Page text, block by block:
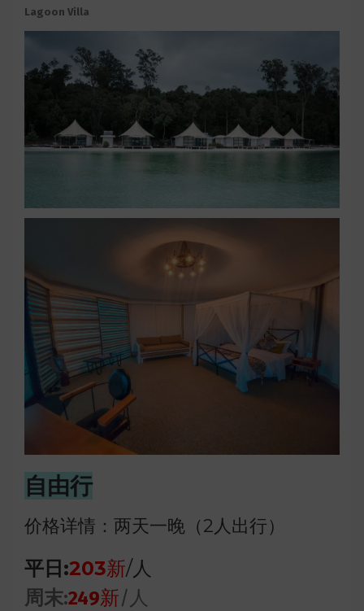
Lagoon Villa
自由行
价格详情：两天一晚（2人出行）
平日:203新/人
周末:249新/人